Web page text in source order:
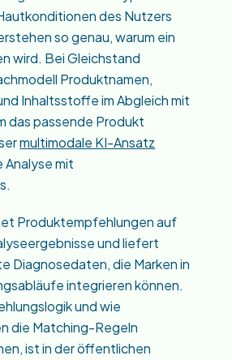
des Nutzers
so genau, warum ein
wird. Bei Gleichstand
Produktnamen,
Inhaltsstoffe im Abgleich mit
das passende Produkt
multimodale KI-Ansatz
Analyse mit
Produktempfehlungen auf
und liefert
Diagnosedaten, die Marken in
integrieren können.
und wie
die Matching-Regeln
ist in der öffentlichen